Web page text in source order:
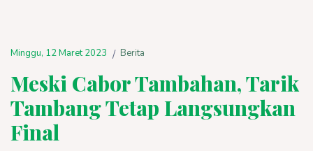
Minggu, 12 Maret 2023 / Berita
Meski Cabor Tambahan, Tarik
Tambang Tetap Langsungkan
Final